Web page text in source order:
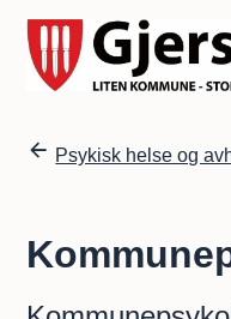
Gjerstad kommune
Du er her:
Psykisk helse og